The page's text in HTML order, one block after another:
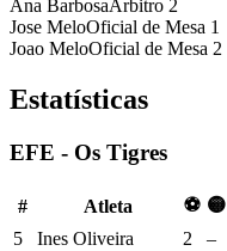
Ana BarbosaÁrbitro 2
Jose MeloOficial de Mesa 1
Joao MeloOficial de Mesa 2
Estatísticas
EFE - Os Tigres
# Atleta ⚽ 🟡
5
Ines Oliveira 2 –